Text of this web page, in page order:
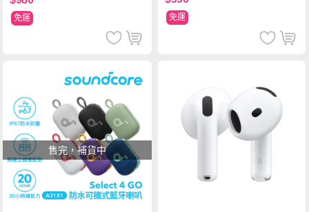
免運 免運
售完，補貨中